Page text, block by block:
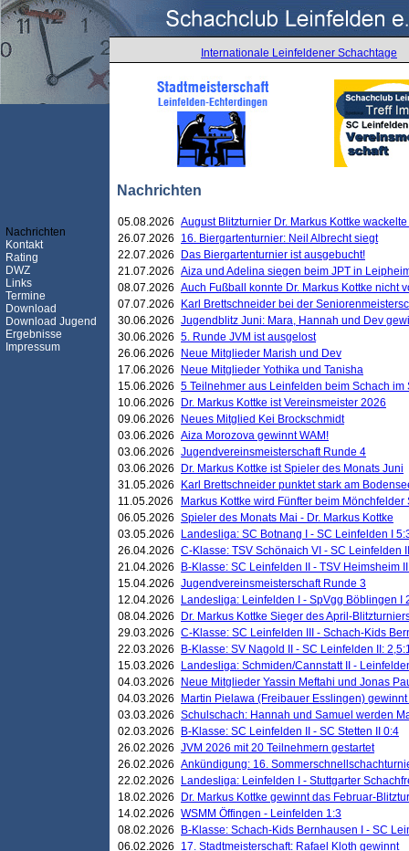
Internationale Leinfeldener Schachtage
Nachrichten
Nachrichten
Kontakt
Rating
DWZ
Links
Termine
Download
Download Jugend
Ergebnisse
Impressum
05.08.2026 August Blitzturnier Dr. Markus Kottke
26.07.2026
16. Biergartenturnier: Neil Albrecht siegt
22.07.2026
Das Biergartenturnier ist ausgebucht!
21.07.2026 Aiza und Adelina siegen beim JPT in
08.07.2026 Auch Fußball konnte Dr. Markus Kottke nicht
07.07.2026
Karl Brettschneider bei der
30.06.2026 Jugendblitz Juni: Mara, Hannah und Dev
30.06.2026 5. Runde JVM ist ausgelost
26.06.2026
Neue Mitglieder Marish und Dev
17.06.2026
Neue Mitglieder Yothika und Tanisha
15.06.2026 5 Teilnehmer aus Leinfelden beim Schach
10.06.2026
Dr. Markus Kottke ist Vereinsmeister 2026
09.06.2026
Neues Mitglied Kei Brockschmidt
03.06.2026 Aiza Morozova gewinnt WAM!
03.06.2026 Jugendvereinsmeisterschaft Runde 4
03.06.2026
Dr. Markus Kottke ist Spieler des Monats Juni
31.05.2026
Karl Brettschneider punktet stark am
11.05.2026
Markus Kottke wird Fünfter beim
06.05.2026 Spieler des Monats Mai - Dr. Markus Kottke
03.05.2026
Landesliga: SC Botnang I - SC Leinfelden I
26.04.2026 C-Klasse: TSV Schönaich VI - SC Leinfelden
21.04.2026
B-Klasse: SC Leinfelden II - TSV Heimsheim
15.04.2026 Jugendvereinsmeisterschaft Runde 3
12.04.2026
Landesliga: Leinfelden I - SpVgg Böblingen I
08.04.2026
Dr. Markus Kottke Sieger des April-
29.03.2026 C-Klasse: SC Leinfelden III - Schach-Kids
22.03.2026
B-Klasse: SV Nagold II - SC Leinfelden II:
15.03.2026
Landesliga: Schmiden/Cannstatt II -
04.03.2026
Neue Mitglieder Yassin Meftahi und Jonas
04.03.2026
Martin Pielawa (Freibauer Esslingen)
03.03.2026 Schulschach: Hannah und Samuel werden
02.03.2026
B-Klasse: SC Leinfelden II - SC Stetten II 0:4
26.02.2026 JVM 2026 mit 20 Teilnehmern gestartet
26.02.2026 Ankündigung: 16.
22.02.2026
Landesliga: Leinfelden I - Stuttgarter
18.02.2026
Dr. Markus Kottke gewinnt das Februar-
14.02.2026 WSMM Öffingen - Leinfelden 1:3
08.02.2026
B-Klasse: Schach-Kids Bernhausen I - SC
06.02.2026
17. Stadtmeisterschaft: Rafael Kloth gewinnt